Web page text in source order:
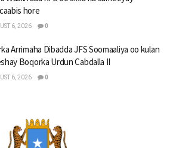
hore
6, 2026 0
Arrimaha Dibadda JFS Soomaaliya oo kulan
Boqorka Urdun Cabdalla II
6, 2026 0